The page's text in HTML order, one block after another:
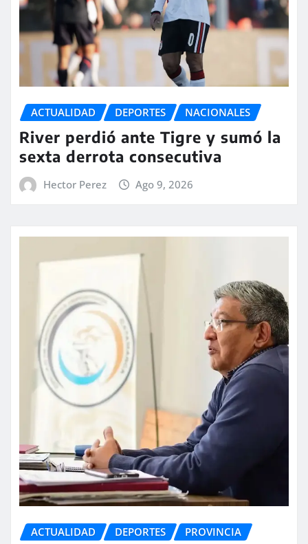
ACTUALIDAD DEPORTES NACIONALES
River perdió ante Tigre y sumó la
sexta derrota consecutiva
Hector Perez Ago 9, 2026
ACTUALIDAD DEPORTES PROVINCIA